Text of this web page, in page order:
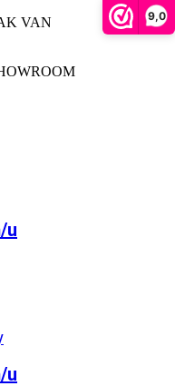
9,0
VAN
u
u